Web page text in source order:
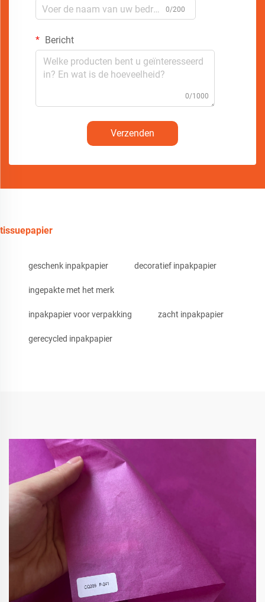
0/200
Bericht
0/1000
Verzenden
tissuepapier
geschenk inpakpapier decoratief inpakpapier
ingepakte met het merk
inpakpapier voor verpakking zacht inpakpapier
gerecycled inpakpapier